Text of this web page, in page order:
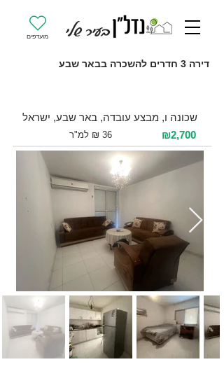
מועדפים
דירה 3 חדרים להשכרה בבאר שבע
שכונה ו, מבצע עובדה, באר שבע, ישראל
₪2,700